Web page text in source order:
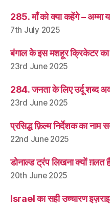
285. माँ को क्या कहेंगे – अम्मा
7th July 2025
बंगाल के इस मशहूर क्रिकेटर का
23rd June 2025
284. जनता के लिए उर्दू शब्द
23rd June 2025
प्रसिद्ध फ़िल्म निर्देशक का नाम
22nd June 2025
डोनाल्ड ट्रंप लिखना क्यों ग़लत
20th June 2025
Israel का सही उच्चारण